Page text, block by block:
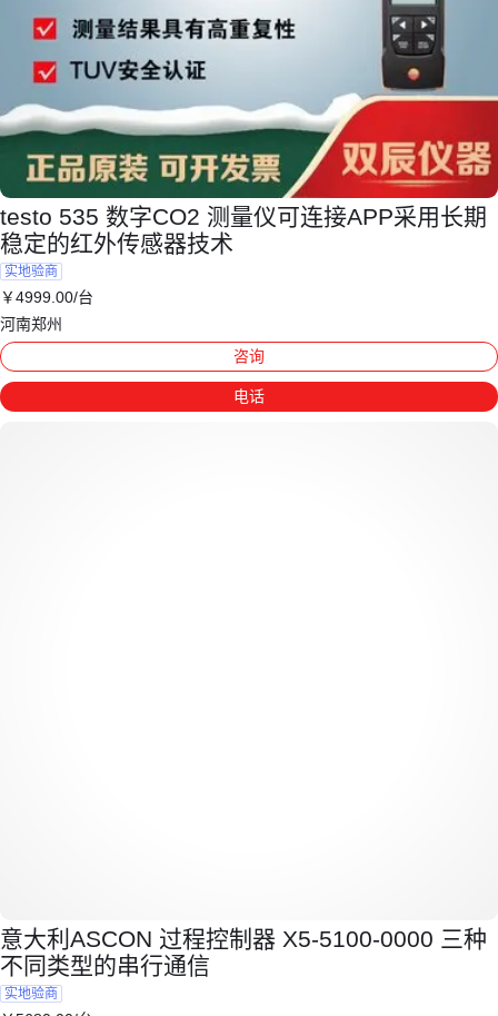
testo 535 数字CO2 测量仪可连接APP采用长期
稳定的红外传感器技术
实地验商
￥4999 .00/台
河南郑州
咨询
电话
意大利ASCON 过程控制器 X5-5100-0000 三种
不同类型的串行通信
实地验商